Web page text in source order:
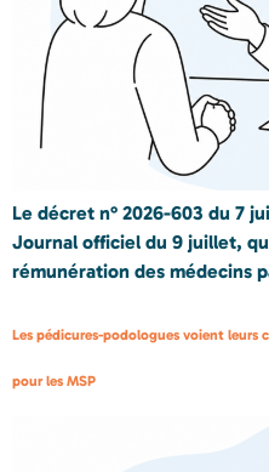
Le décret n° 2026-603 du 7
Journal officiel du 9 juillet,
rémunération des médecins
Les pédicures-podologues voient leurs
pour les MSP